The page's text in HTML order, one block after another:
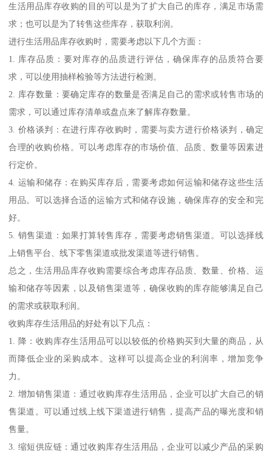
生活用品库存收购的目的可以是为了扩大自己的库存，满足市场需
求；也可以是为了转售这些库存，获取利润。
进行生活用品库存收购时，需要考虑以下几个方面：
1. 库存品质：要对库存的品质进行评估，确保库存的品质符合要
求，可以使用抽样检验等方法进行检测。
2. 库存数量：要确定库存的数量是否满足自己的需求或转售市场的
需求，可以通过库存清单或盘点来了解库存数量。
3. 价格谈判：在进行库存收购时，需要与卖方进行价格谈判，确定
合理的收购价格。可以考虑库存的市场价值、品质、数量等因素进
行定价。
4. 运输和储存：在购买库存后，需要考虑如何运输和储存这些生活
用品。可以选择合适的运输方式和储存设施，确保库存的安全和完
好。
5. 销售渠道：如果打算转售库存，需要考虑销售渠道。可以选择线
上销售平台、线下零售渠道或批发渠道等进行销售。
总之，生活用品库存收购需要综合考虑库存品质、数量、价格、运
输和储存等因素，以及销售渠道等，确保收购的库存能够满足自己
的需求或获取利润。
收购库存生活用品的好处有以下几点：
1. 降：收购库存生活用品可以以较低的价格购买到大量的商品，从
而降低企业的采购成本。这样可以提高企业的利润率，增加竞争
力。
2. 增加销售渠道：通过收购库存生活用品，企业可以扩大自己的销
售渠道。可以通过线上线下渠道进行销售，提高产品的曝光度和销
售量。
3. 缩短供应链：通过收购库存生活用品，企业可以减少产品的采购